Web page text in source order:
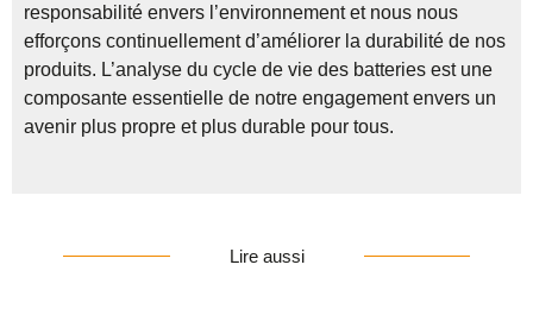
responsabilité envers l’environnement et nous nous
efforçons continuellement d’améliorer la durabilité de nos
produits. L’analyse du cycle de vie des batteries est une
composante essentielle de notre engagement envers un
avenir plus propre et plus durable pour tous.
Lire aussi